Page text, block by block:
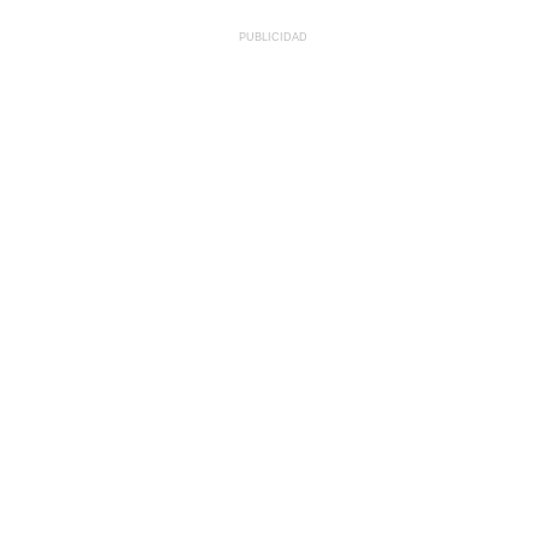
PUBLICIDAD